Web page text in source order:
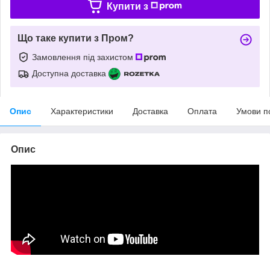
Купити з
Що таке купити з Пром?
Замовлення під захистом
Доступна доставка
Опис Характеристики Доставка Оплата Умови
Опис